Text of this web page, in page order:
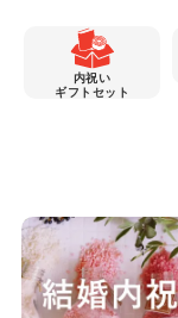
内祝い
ギフトセット